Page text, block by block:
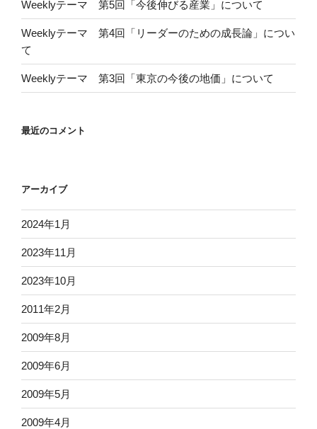
Weeklyテーマ 第5回「今後伸びる産業」について
Weeklyテーマ 第4回「リーダーのための成長論」につい
て
Weeklyテーマ 第3回「東京の今後の地価」について
最近のコメント
アーカイブ
2024年1月
2023年11月
2023年10月
2011年2月
2009年8月
2009年6月
2009年5月
2009年4月